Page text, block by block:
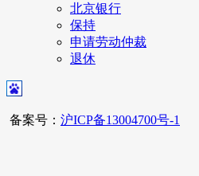
北京银行
保持
申请劳动仲裁
退休
备案号： 沪ICP备13004700号-1